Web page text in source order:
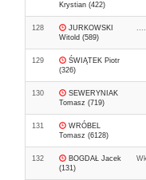
Krystian (422)
128
JURKOWSKI
Witold (589)
129
ŚWIĄTEK Piotr
(326)
130
SEWERYNIAK
Tomasz (719)
131
WRÓBEL
Tomasz (6128)
132
BOGDAŁ Jacek
(131)